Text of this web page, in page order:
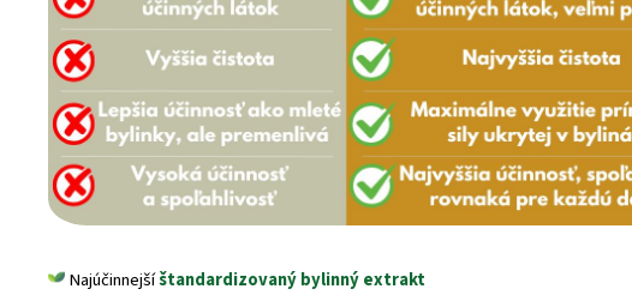
Najúčinnejšíštandardizovaný bylinný extrakt